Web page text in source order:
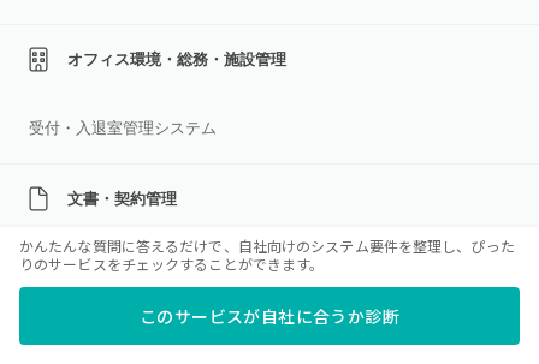
オフィス環境・総務・施設管理
受付・入退室管理システム
文書・契約管理
オフィススイート 電子契約システム
かんたんな質問に答えるだけで、自社向けのシステム要件を整理し、ぴった
りのサービスをチェックすることができます。
このサービスが自社に合うか診断